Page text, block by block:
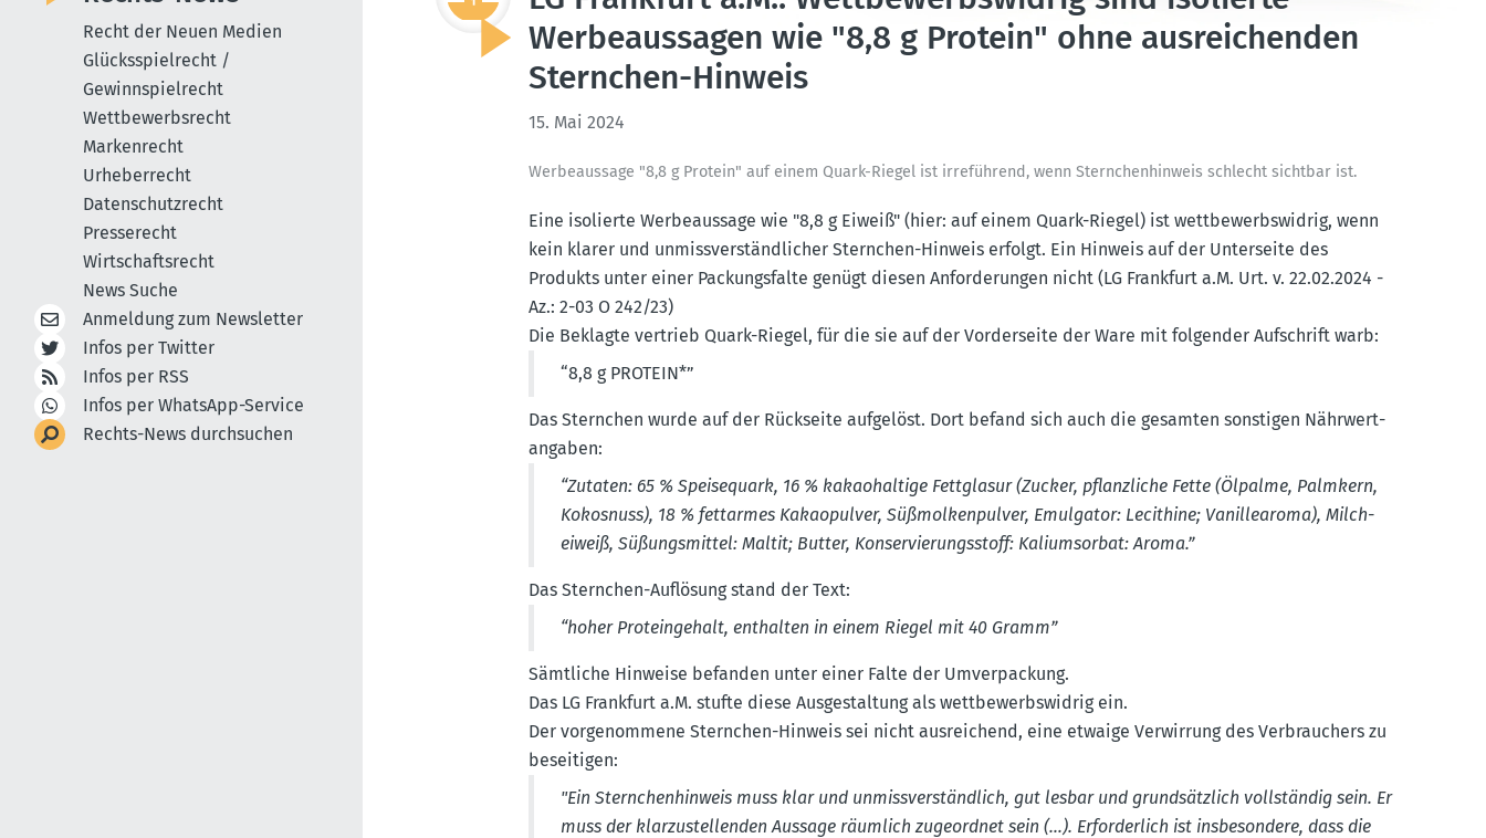
Werbe­aus­sagen wie "8,8 g Protein" ohne ausrei­chenden
Sternchen-Hinweis
15. Mai 2024
Werbe­aussage "8,8 g Protein" auf einem Quark-Riegel ist irreführend, wenn Stern­chen­hinweis schlecht sichtbar ist.
Eine isolierte Werbe­aussage wie "8,8 g Eiweiß" (hier: auf einem Quark-Riegel) ist wettbe­werbs­widrig, wenn
kein klarer und unmiss­ver­ständ­licher Sternchen-Hinweis erfolgt. Ein Hinweis auf der Unter­seite des
Produkts unter einer Packungs­falte genügt diesen Anfor­de­rungen nicht (LG Frankfurt a.M. Urt. v. 22.02.2024 -
Az.: 2-03 O 242/23)
Die Beklagte vertrieb Quark-Riegel, für die sie auf der Vorder­seite der Ware mit folgender Aufschrift warb:
“8,8 g PROTEIN*”
Das Sternchen wurde auf der Rückseite aufgelöst. Dort befand sich auch die gesamten sonstigen Nährwert­
an­gaben:
“Zutaten: 65 % Speise­quark, 16 % kakao­haltige Fettglasur (Zucker, pflanz­liche Fette (Ölpalme, Palmkern,
Kokosnuss), 18 % fettarmes Kakao­pulver, Süßmol­ken­pulver, Emulgator: Lecithine; Vanil­le­aroma), Milch­
eiweiß, Süßungs­mittel: Maltit; Butter, Konser­vie­rungs­stoff: Kalium­sorbat: Aroma.”
Das Sternchen-Auflösung stand der Text:
“hoher Prote­in­gehalt, enthalten in einem Riegel mit 40 Gramm”
Sämtliche Hinweise befanden unter einer Falte der Umver­pa­ckung.
Das LG Frankfurt a.M. stufte diese Ausge­staltung als wettbe­werbs­widrig ein.
Der vorge­nommene Sternchen-Hinweis sei nicht ausrei­chend, eine etwaige Verwirrung des Verbrau­chers zu
besei­tigen:
"Ein Stern­chen­hinweis muss klar und unmiss­ver­ständlich, gut lesbar und grund­sätzlich vollständig sein. Er
muss der klarzu­stel­lenden Aussage räumlich zugeordnet sein (…). Erfor­derlich ist insbe­sondere, dass die
Recht der Neuen Medien
Glücksspielrecht /
Gewinnspielrecht
Wettbewerbsrecht
Markenrecht
Urheberrecht
Datenschutzrecht
Presserecht
Wirtschaftsrecht
News Suche
Anmeldung zum Newsletter
Infos per Twitter
Infos per RSS
Infos per WhatsApp-Service
Rechts-News durchsuchen